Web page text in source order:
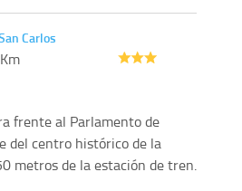
Carlos
frente al Parlamento de
del centro histórico de la
metros de la estación de tren.